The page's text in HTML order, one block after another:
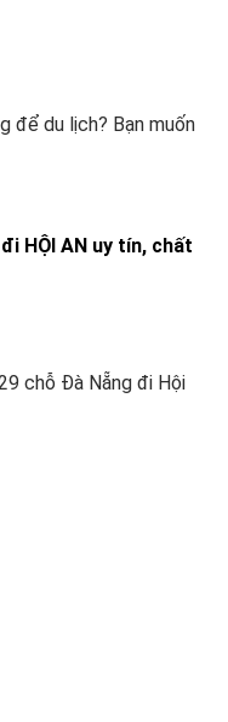
để du lịch? Bạn muốn
HỘI AN uy tín, chất
chỗ Đà Nẵng đi Hội